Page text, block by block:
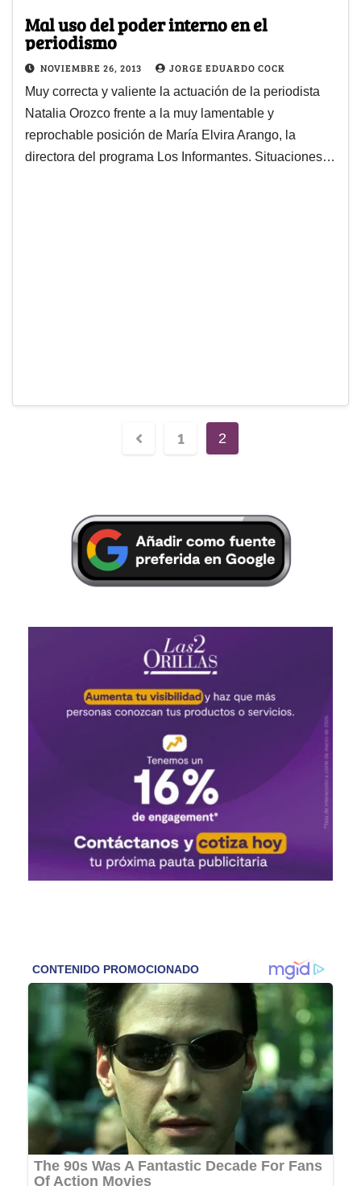
Mal uso del poder interno en el
periodismo
NOVIEMBRE 26, 2013 JORGE EDUARDO COCK
Muy correcta y valiente la actuación de la periodista
Natalia Orozco frente a la muy lamentable y
reprochable posición de María Elvira Arango, la
directora del programa Los Informantes. Situaciones…
1 2